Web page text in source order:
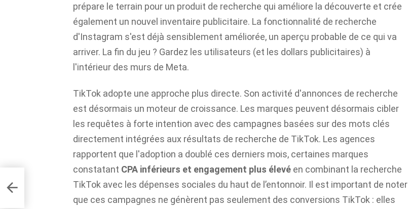
prépare le terrain pour un produit de recherche qui améliore la découverte et crée
également un nouvel inventaire publicitaire. La fonctionnalité de recherche
d'Instagram s'est déjà sensiblement améliorée, un aperçu probable de ce qui va
arriver. La fin du jeu ? Gardez les utilisateurs (et les dollars publicitaires) à
l'intérieur des murs de Meta.
TikTok adopte une approche plus directe. Son activité d'annonces de recherche
est désormais un moteur de croissance. Les marques peuvent désormais cibler
les requêtes à forte intention avec des campagnes basées sur des mots clés
directement intégrées aux résultats de recherche de TikTok. Les agences
rapportent que l'adoption a doublé ces derniers mois, certaines marques
constatant CPA inférieurs et engagement plus élevé en combinant la recherche
TikTok avec les dépenses sociales du haut de l’entonnoir. Il est important de noter
que ces campagnes ne génèrent pas seulement des conversions TikTok : elles